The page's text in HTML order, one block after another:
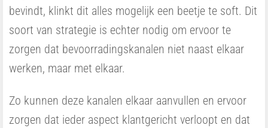
bevindt, klinkt dit alles mogelijk een beetje te soft. Dit
soort van strategie is echter nodig om ervoor te
zorgen dat bevoorradingskanalen niet naast elkaar
werken, maar met elkaar.
Zo kunnen deze kanalen elkaar aanvullen en ervoor
zorgen dat ieder aspect klantgericht verloopt en dat